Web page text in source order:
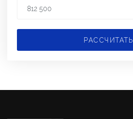
РАССЧИТАТЬ